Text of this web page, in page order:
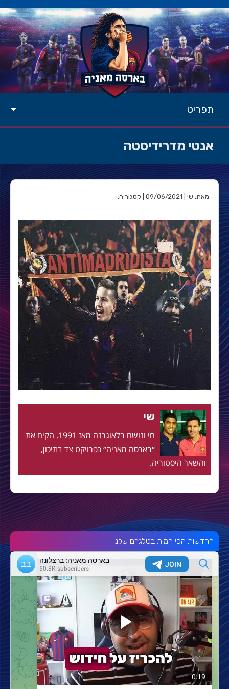
תפריט
אנטי מדרידיסטה
מאת: שי | 09/06/2021 | קטגוריה:
שי
חי ונושם בלאוגרנה מאז 1991. הקים את
״בארסה מאניה״ כפרויקט צד בתיכון,
והשאר היסטוריה.
החדשות הכי חמות בטלגרם שלנו